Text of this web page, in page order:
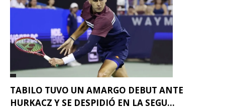
TABILO TUVO UN AMARGO DEBUT ANTE
HURKACZ Y SE DESPIDIÓ EN LA SEGU...